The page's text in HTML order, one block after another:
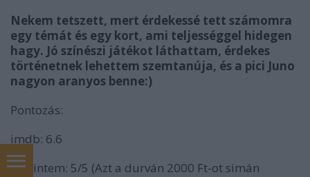
Nekem tetszett, mert érdekessé tett számomra
egy témát és egy kort, ami teljességgel hidegen
hagy. Jó színészi játékot láthattam, érdekes
történetnek lehettem szemtanúja, és a pici Juno
nagyon aranyos benne:)
Pontozás:
imdb: 6.6
Szerintem: 5/5 (Azt a durván 2000 Ft-ot simán